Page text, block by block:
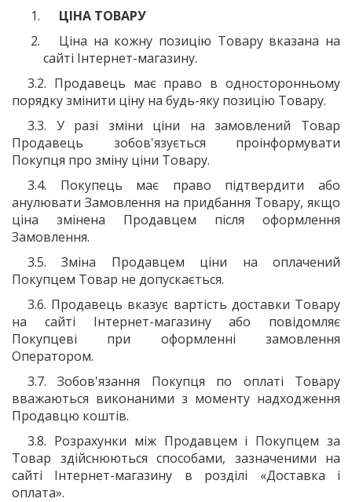
ЦІНА ТОВАРУ
Ціна на кожну позицію Товару вказана на
сайті Інтернет-магазину.
3.2. Продавець має право в односторонньому
порядку змінити ціну на будь-яку позицію Товару.
3.3. У разі зміни ціни на замовлений Товар
Продавець зобов'язується проінформувати
Покупця про зміну ціни Товару.
3.4. Покупець має право підтвердити або
анулювати Замовлення на придбання Товару, якщо
ціна змінена Продавцем після оформлення
Замовлення.
3.5. Зміна Продавцем ціни на оплачений
Покупцем Товар не допускається.
3.6. Продавець вказує вартість доставки Товару
на сайті Інтернет-магазину або повідомляє
Покупцеві при оформленні замовлення
Оператором.
3.7. Зобов'язання Покупця по оплаті Товару
вважаються виконаними з моменту надходження
Продавцю коштів.
3.8. Розрахунки між Продавцем і Покупцем за
Товар здійснюються способами, зазначеними на
сайті Інтернет-магазину в розділі «Доставка і
оплата».